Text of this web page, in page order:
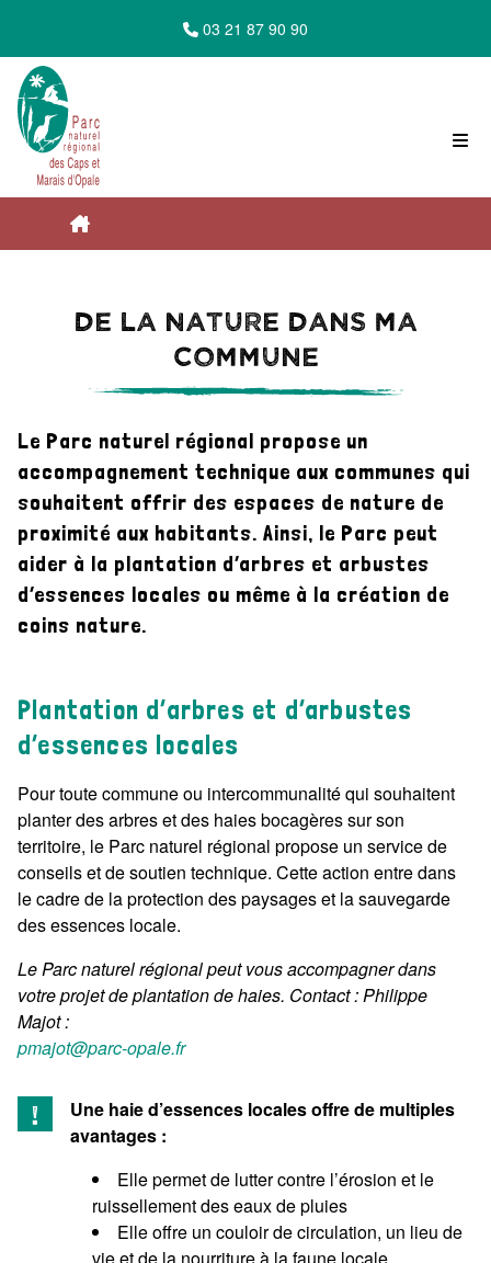
03 21 87 90 90
et Marais d'Opale
Le Parc vous accompagne
Du côté des collectivités
De la nature dans ma commune
De la nature dans ma
commune
Le Parc naturel régional propose un
accompagnement technique aux communes qui
souhaitent offrir des espaces de nature de
proximité aux habitants. Ainsi, le Parc peut
aider à la plantation d’arbres et arbustes
d’essences locales ou même à la création de
coins nature.
Plantation d’arbres et d’arbustes
d’essences locales
Pour toute commune ou intercommunalité qui souhaitent
planter des arbres et des haies bocagères sur son
territoire, le Parc naturel régional propose un service de
conseils et de soutien technique. Cette action entre dans
le cadre de la protection des paysages et la sauvegarde
des essences locale.
Le Parc naturel régional peut vous accompagner dans
votre projet de plantation de haies. Contact : Philippe
Majot :
pmajot@parc-opale.fr
Une haie d’essences locales offre de multiples
avantages :
Elle permet de lutter contre l’érosion et le
ruissellement des eaux de pluies
Elle offre un couloir de circulation, un lieu de